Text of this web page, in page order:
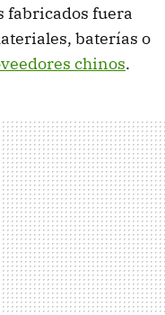
fabricados fuera
baterías o
chinos.